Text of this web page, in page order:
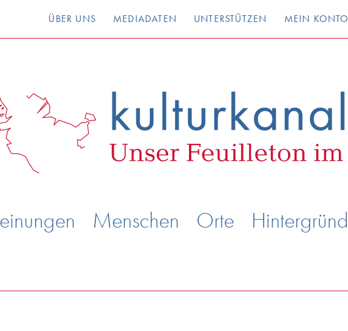
ÜBER UNS MEDIADATEN UNTERSTÜTZEN MEIN KONTO
Menschen Orte